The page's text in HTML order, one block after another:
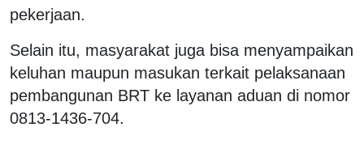
pekerjaan.
Selain itu, masyarakat juga bisa menyampaikan
keluhan maupun masukan terkait pelaksanaan
pembangunan BRT ke layanan aduan di nomor
0813-1436-704.